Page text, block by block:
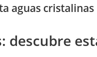
aguas
descubre